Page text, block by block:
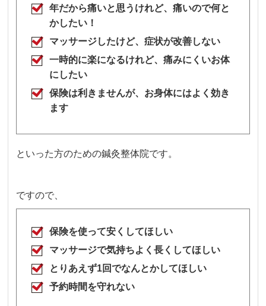
年だから痛いと思うけれど、痛いので何と
かしたい！
マッサージしたけど、症状が改善しない
一時的に楽になるけれど、痛みにくいお体
にしたい
保険は利きませんが、お身体にはよく効き
ます
といった方のための鍼灸整体院です。
ですので、
保険を使って安くしてほしい
マッサージで気持ちよく長くしてほしい
とりあえず1回でなんとかしてほしい
予約時間を守れない